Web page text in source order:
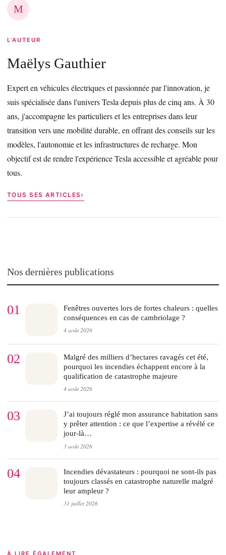
M
L’AUTEUR
Maëlys Gauthier
Expert en véhicules électriques et passionnée par l'innovation, je
suis spécialisée dans l'univers Tesla depuis plus de cinq ans. À 30
ans, j'accompagne les particuliers et les entreprises dans leur
transition vers une mobilité durable, en offrant des conseils sur les
modèles, l'autonomie et les infrastructures de recharge. Mon
objectif est de rendre l'expérience Tesla accessible et agréable pour
tous.
TOUS SES ARTICLES
Nos dernières publications
01
Fenêtres ouvertes lors de fortes chaleurs : quelles
conséquences en cas de cambriolage ?
4 août 2026
02
Malgré des milliers d’hectares ravagés cet été,
pourquoi les incendies échappent encore à la
qualification de catastrophe majeure
4 août 2026
03
J’ai toujours réglé mon assurance habitation sans
y prêter attention : ce que l’expertise a révélé ce
jour-là…
3 août 2026
04
Incendies dévastateurs : pourquoi ne sont-ils pas
toujours classés en catastrophe naturelle malgré
leur ampleur ?
31 juillet 2026
À LIRE ÉGALEMENT